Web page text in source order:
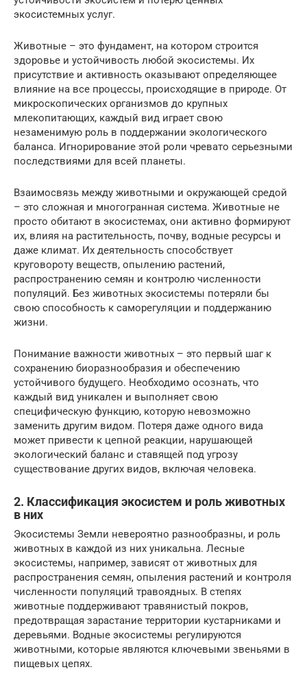
экосистемных услуг.
Животные – это фундамент, на котором строится
здоровье и устойчивость любой экосистемы. Их
присутствие и активность оказывают определяющее
влияние на все процессы, происходящие в природе. От
микроскопических организмов до крупных
млекопитающих, каждый вид играет свою
незаменимую роль в поддержании экологического
баланса. Игнорирование этой роли чревато серьезными
последствиями для всей планеты.
Взаимосвязь между животными и окружающей средой
– это сложная и многогранная система. Животные не
просто обитают в экосистемах, они активно формируют
их, влияя на растительность, почву, водные ресурсы и
даже климат. Их деятельность способствует
круговороту веществ, опылению растений,
распространению семян и контролю численности
популяций. Без животных экосистемы потеряли бы
свою способность к саморегуляции и поддержанию
жизни.
Понимание важности животных – это первый шаг к
сохранению биоразнообразия и обеспечению
устойчивого будущего. Необходимо осознать, что
каждый вид уникален и выполняет свою
специфическую функцию, которую невозможно
заменить другим видом. Потеря даже одного вида
может привести к цепной реакции, нарушающей
экологический баланс и ставящей под угрозу
существование других видов, включая человека.
2. Классификация экосистем и роль животных
в них
Экосистемы Земли невероятно разнообразны, и роль
животных в каждой из них уникальна. Лесные
экосистемы, например, зависят от животных для
распространения семян, опыления растений и контроля
численности популяций травоядных. В степях
животные поддерживают травянистый покров,
предотвращая зарастание территории кустарниками и
деревьями. Водные экосистемы регулируются
животными, которые являются ключевыми звеньями в
пищевых цепях.